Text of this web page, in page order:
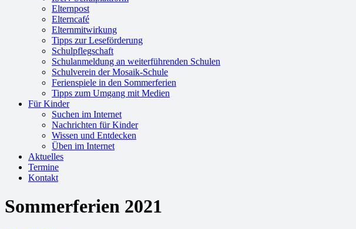
Elternpost
Elterncafé
Elternmitwirkung
Tipps zur Leseförderung
Schulpflegschaft
Schulanmeldung an weiterführenden Schulen
Schulverein der Mosaik-Schule
Ferienspiele in den Sommerferien
Tipps zum Umgang mit Medien
Für Kinder
Suchen im Internet
Nachrichten für Kinder
Wissen und Entdecken
Üben im Internet
Aktuelles
Termine
Kontakt
Sommerferien 2021